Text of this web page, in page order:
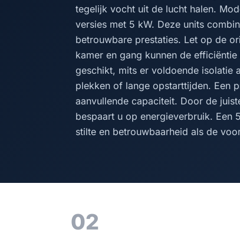
tegelijk vocht uit de lucht halen.
versies met 5 kW. Deze units
betrouwbare prestaties. Let op de
kamer en gang kunnen de
geschikt, mits er voldoende isolatie
plekken of lange opstarttijden. Een
aanvullende capaciteit. Door de
bespaart u op energieverbruik. Een
stilte en betrouwbaarheid als de
02